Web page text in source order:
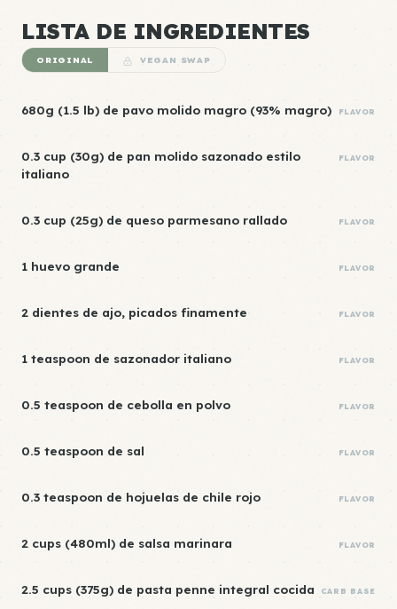
LISTA DE INGREDIENTES
ORIGINAL VEGAN SWAP
680g (1.5 lb) de pavo molido magro (93% magro) FLAVOR
0.3 cup (30g) de pan molido sazonado estilo
italiano
FLAVOR
0.3 cup (25g) de queso parmesano rallado FLAVOR
1 huevo grande FLAVOR
2 dientes de ajo, picados finamente FLAVOR
1 teaspoon de sazonador italiano FLAVOR
0.5 teaspoon de cebolla en polvo FLAVOR
0.5 teaspoon de sal FLAVOR
0.3 teaspoon de hojuelas de chile rojo FLAVOR
2 cups (480ml) de salsa marinara FLAVOR
2.5 cups (375g) de pasta penne integral cocida CARB BASE